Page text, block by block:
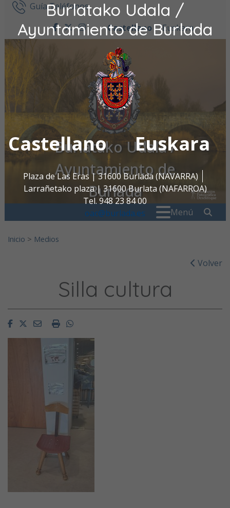
Burlatako Udala /
Ayuntamiento de Burlada
Castellano Euskara
Plaza de Las Eras | 31600 Burlada (NAVARRA)
Larrañetako plaza | 31600 Burlata (NAFARROA)
Tel. 948 23 84 00
oac@burlada.es
Ir al contenidoGuía Teléfonos
facebook
twitter
instagram
Castellano Euskara
Burlatako Udala /
Ayuntamiento de
Burlada
Menú
Inicio > Medios
Volver
Silla cultura
FacebookTwitterEmailImprimirWhatsapp